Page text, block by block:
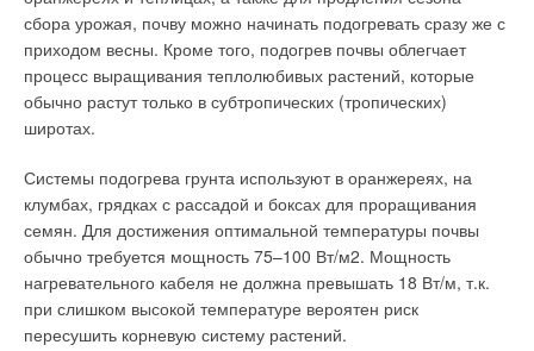
сбора урожая, почву можно начинать подогревать сразу же с
приходом весны. Кроме того, подогрев почвы облегчает
процесс выращивания теплолюбивых растений, которые
обычно растут только в субтропических (тропических)
широтах.
Системы подогрева грунта используют в оранжереях, на
клумбах, грядках с рассадой и боксах для проращивания
семян. Для достижения оптимальной температуры почвы
обычно требуется мощность 75–100 Вт/м2. Мощность
нагревательного кабеля не должна превышать 18 Вт/м, т.к.
при слишком высокой температуре вероятен риск
пересушить корневую систему растений.